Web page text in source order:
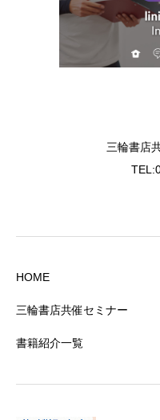
三輪書店
HOME
三輪書店共催セミナー
書籍紹介一覧